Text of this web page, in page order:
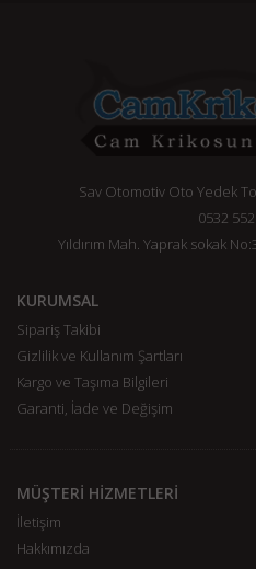
Sav Otomotiv Oto Yedek
0532
Yıldırım Mah. Yaprak sokak
KURUMSAL
Sipariş Takibi
Gizlilik ve Kullanım Şartları
Kargo ve Taşıma Bilgileri
Garanti, İade ve Değişim
MÜŞTERİ HİZMETLERİ
İletişim
Hakkımızda